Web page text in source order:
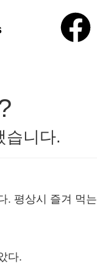
습니다.
. 평상시 즐겨 먹는
다.